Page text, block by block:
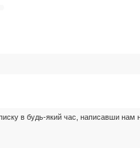
в будь-який час, написавши